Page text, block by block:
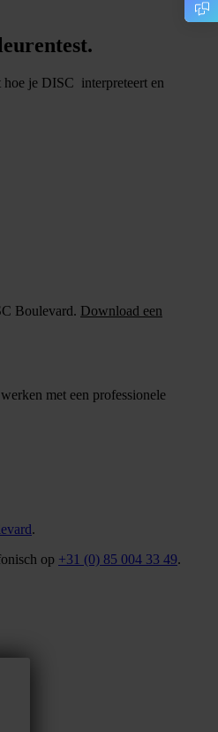
hoe je DISC interpreteert en
Boulevard. Download een
met een professionele
.
op +31 (0) 85 004 33 49.